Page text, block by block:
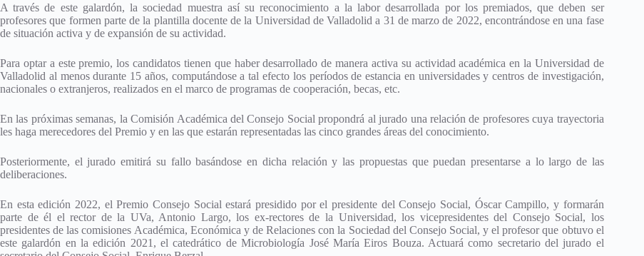
A través de este galardón, la sociedad muestra así su reconocimiento a la labor desarrollada por los premiados, que deben ser
profesores que formen parte de la plantilla docente de la Universidad de Valladolid a 31 de marzo de 2022, encontrándose en una fase
de situación activa y de expansión de su actividad.
Para optar a este premio, los candidatos tienen que haber desarrollado de manera activa su actividad académica en la Universidad de
Valladolid al menos durante 15 años, computándose a tal efecto los períodos de estancia en universidades y centros de investigación,
nacionales o extranjeros, realizados en el marco de programas de cooperación, becas, etc.
En las próximas semanas, la Comisión Académica del Consejo Social propondrá al jurado una relación de profesores cuya trayectoria
les haga merecedores del Premio y en las que estarán representadas las cinco grandes áreas del conocimiento.
Posteriormente, el jurado emitirá su fallo basándose en dicha relación y las propuestas que puedan presentarse a lo largo de las
deliberaciones.
En esta edición 2022, el Premio Consejo Social estará presidido por el presidente del Consejo Social, Óscar Campillo, y formarán
parte de él el rector de la UVa, Antonio Largo, los ex-rectores de la Universidad, los vicepresidentes del Consejo Social, los
presidentes de las comisiones Académica, Económica y de Relaciones con la Sociedad del Consejo Social, y el profesor que obtuvo el
este galardón en la edición 2021, el catedrático de Microbiología José María Eiros Bouza. Actuará como secretario del jurado el